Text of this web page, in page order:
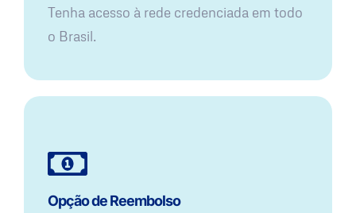
Tenha acesso à rede credenciada em todo
o Brasil.
Opção de Reembolso